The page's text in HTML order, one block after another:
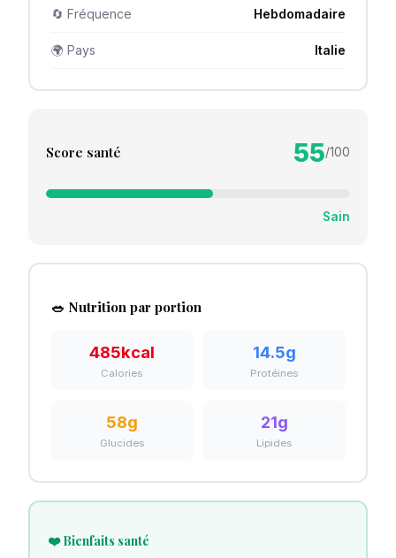
🔄 Fréquence Hebdomadaire
🌍 Pays Italie
Score santé 55/100
Sain
🥗 Nutrition par portion
485kcal
Calories
14.5g
Protéines
58g
Glucides
21g
Lipides
❤️ Bienfaits santé